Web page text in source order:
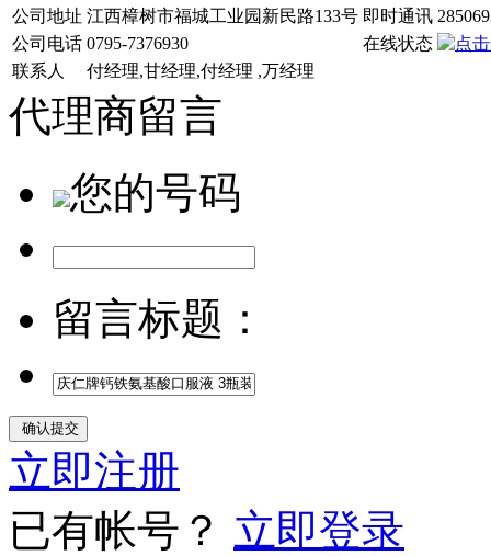
公司地址 江西樟树市福城工业园新民路133号 即时通讯
公司电话 0795-7376930
在线状态
联系人
付经理,甘经理,付经理 ,万经理
代理商留言
您的号码
留言标题：
立即注册
已有帐号？ 立即登录